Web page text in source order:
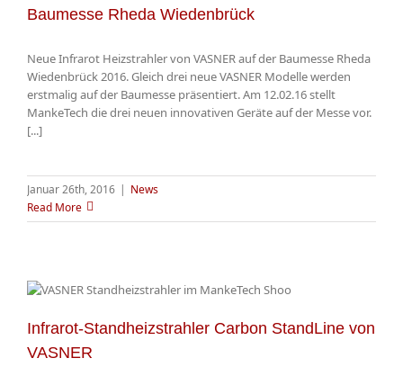
Baumesse Rheda Wiedenbrück
Neue Infrarot Heizstrahler von VASNER auf der Baumesse Rheda
Wiedenbrück 2016. Gleich drei neue VASNER Modelle werden
erstmalig auf der Baumesse präsentiert. Am 12.02.16 stellt
MankeTech die drei neuen innovativen Geräte auf der Messe vor.
[...]
Januar 26th, 2016 | News
Read More
Infrarot-Standheizstrahler Carbon StandLine von
VASNER